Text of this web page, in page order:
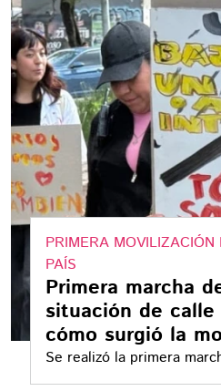
PRIMERA
PAÍS
Primera marcha
situación de calle
cómo surgió la
Se realizó la primera
personas en situación de